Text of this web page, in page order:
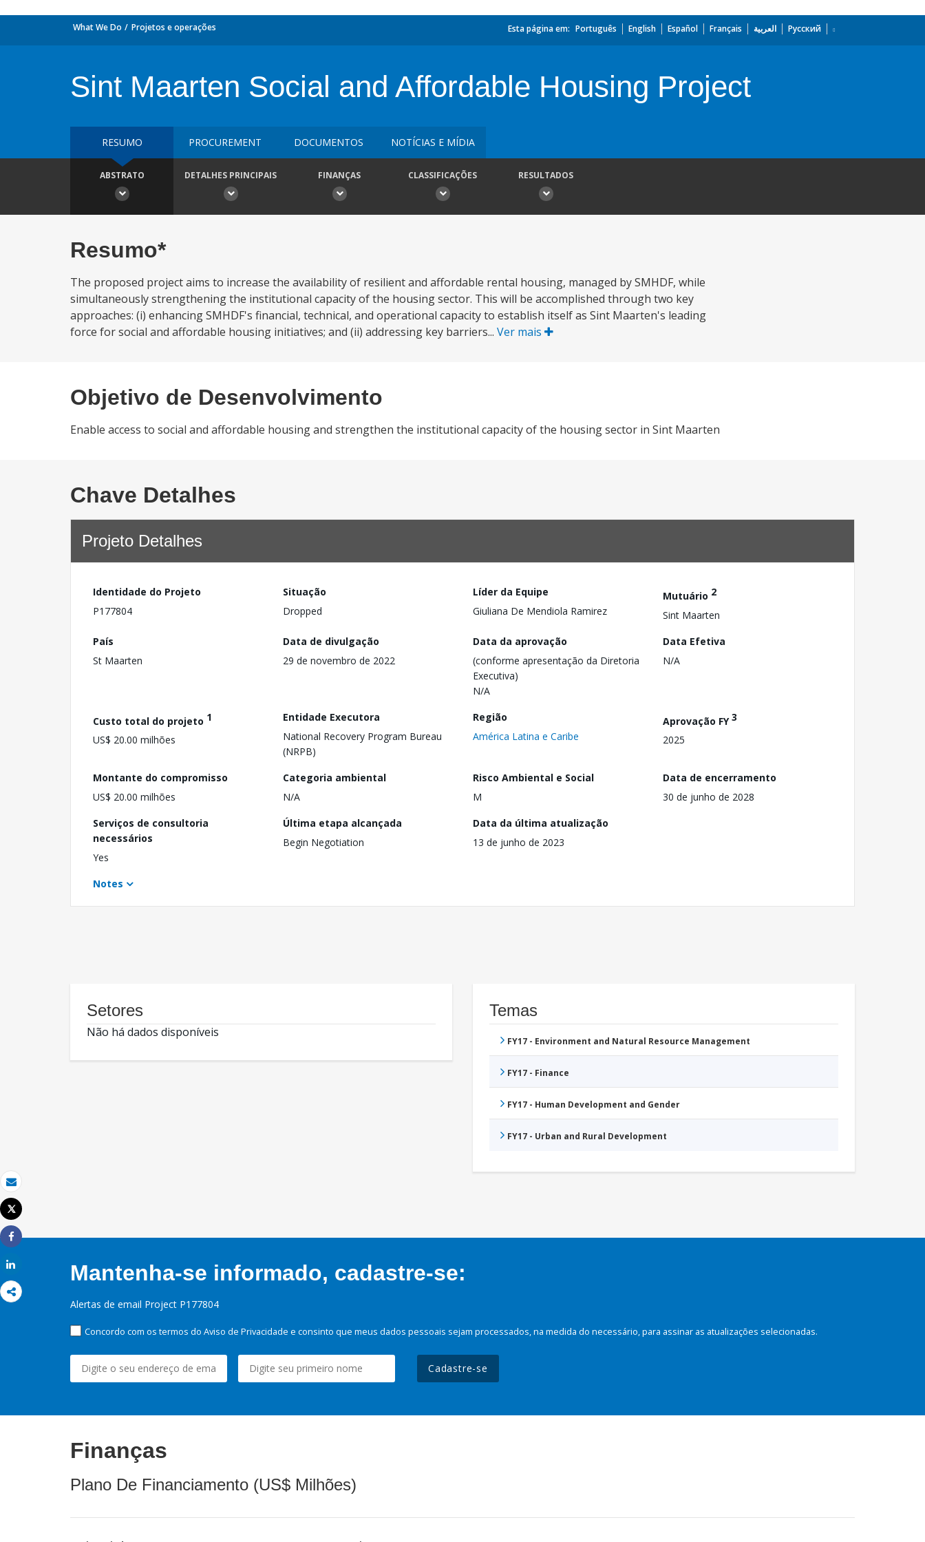
Email
Imprimir
Tweet
Share
What We Do Projetos e operações Esta página em: Português English Español Français العربية Русский
Sint Maarten Social and Affordable Housing Project
RESUMO PROCUREMENT DOCUMENTOS NOTÍCIAS E MÍDIA
ABSTRATO DETALHES PRINCIPAIS FINANÇAS CLASSIFICAÇÕES RESULTADOS
Resumo*
The proposed project aims to increase the availability of resilient and affordable rental housing, managed by SMHDF, while
simultaneously strengthening the institutional capacity of the housing sector. This will be accomplished through two key
approaches: (i) enhancing SMHDF's financial, technical, and operational capacity to establish itself as Sint Maarten's leading
force for social and affordable housing initiatives; and (ii) addressing key barriers... Ver mais
Objetivo de Desenvolvimento
Enable access to social and affordable housing and strengthen the institutional capacity of the housing sector in Sint Maarten
Chave Detalhes
Projeto Detalhes
Identidade do Projeto
P177804
Situação
Dropped
Líder da Equipe
Giuliana De Mendiola Ramirez
Mutuário 2
Sint Maarten
País
St Maarten
Data de divulgação
29 de novembro de 2022
Data da aprovação
(conforme apresentação da Diretoria
Executiva)
N/A
Data Efetiva
N/A
Custo total do projeto 1
US$ 20.00 milhões
Entidade Executora
National Recovery Program Bureau
(NRPB)
Região
América Latina e Caribe
Aprovação FY3
2025
Montante do compromisso
US$ 20.00 milhões
Categoria ambiental
N/A
Risco Ambiental e Social
M
Data de encerramento
30 de junho de 2028
Serviços de consultoria
necessários
Yes
Última etapa alcançada
Begin Negotiation
Data da última atualização
13 de junho de 2023
Notes
Setores
Não há dados disponíveis
Temas
FY17 - Environment and Natural Resource Management
FY17 - Finance
FY17 - Human Development and Gender
FY17 - Urban and Rural Development
Mantenha-se informado, cadastre-se:
Alertas de email Project P177804
Concordo com os termos do Aviso de Privacidade e consinto que meus dados pessoais sejam processados, na medida do necessário, para assinar as atualizações selecionadas.
Cadastre-se
Finanças
Plano De Financiamento (US$ Milhões)